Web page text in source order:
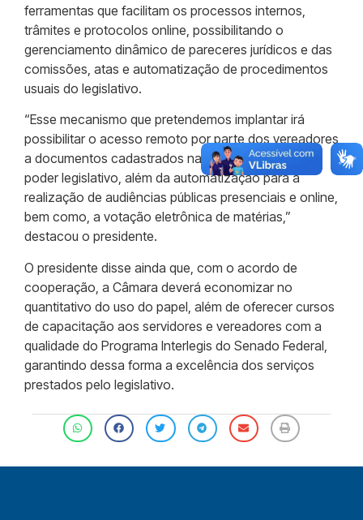
ferramentas que facilitam os processos internos,
trâmites e protocolos online, possibilitando o
gerenciamento dinâmico de pareceres jurídicos e das
comissões, atas e automatização de procedimentos
usuais do legislativo.
“Esse mecanismo que pretendemos implantar irá
possibilitar o acesso remoto por parte dos vereadores
a documentos cadastrados na base de dados do
poder legislativo, além da automatização para a
realização de audiências públicas presenciais e online,
bem como, a votação eletrônica de matérias,”
destacou o presidente.
O presidente disse ainda que, com o acordo de
cooperação, a Câmara deverá economizar no
quantitativo do uso do papel, além de oferecer cursos
de capacitação aos servidores e vereadores com a
qualidade do Programa Interlegis do Senado Federal,
garantindo dessa forma a excelência dos serviços
prestados pelo legislativo.